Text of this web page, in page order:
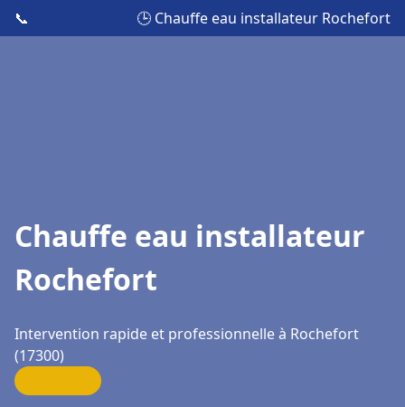
📞 🕒 Chauffe eau installateur Rochefort
Chauffe eau installateur
Rochefort
Intervention rapide et professionnelle à Rochefort
(17300)